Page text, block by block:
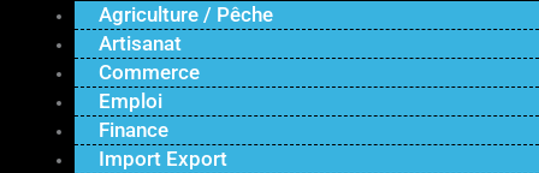
Agriculture / Pêche
Artisanat
Commerce
Emploi
Finance
Import Export